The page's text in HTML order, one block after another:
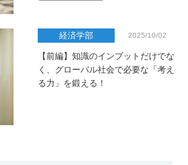
経済学部 2025/10/02
【前編】知識のインプットだけでな
く、グローバル社会で必要な「考え
る力」を鍛える！